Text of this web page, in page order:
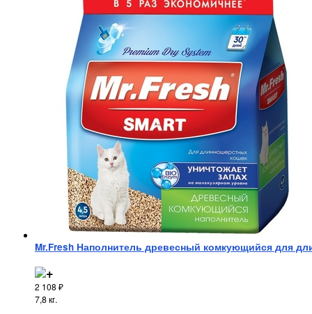
Mr.Fresh Наполнитель древесный комкующийся для
2 108 ₽
7,8 кг.